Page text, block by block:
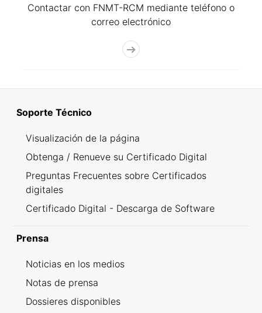
Contactar con FNMT-RCM mediante teléfono o
correo electrónico
Soporte Técnico
Visualización de la página
Obtenga / Renueve su Certificado Digital
Preguntas Frecuentes sobre Certificados
digitales
Certificado Digital - Descarga de Software
Prensa
Noticias en los medios
Notas de prensa
Dossieres disponibles